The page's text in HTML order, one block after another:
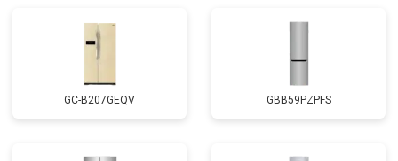
GC-B207GEQV GBB59PZPFS